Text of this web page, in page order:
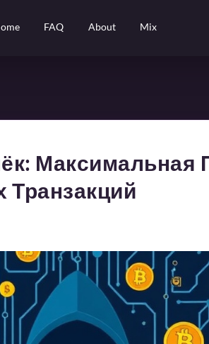
FAQ About Mix
Максимальная